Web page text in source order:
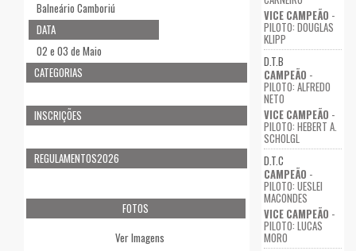
Balneário Camboriú
DATA
02 e 03 de Maio
CATEGORIAS
INSCRIÇÕES
REGULAMENTOS2026
FOTOS
Ver Imagens
VICE CAMPEÃO -
PILOTO: DOUGLAS
KLIPP
D.T.B
CAMPEÃO -
PILOTO: ALFREDO
NETO
VICE CAMPEÃO -
PILOTO: HEBERT A.
SCHOLGL
D.T.C
CAMPEÃO -
PILOTO: UESLEI
MACONDES
VICE CAMPEÃO -
PILOTO: LUCAS
MORO